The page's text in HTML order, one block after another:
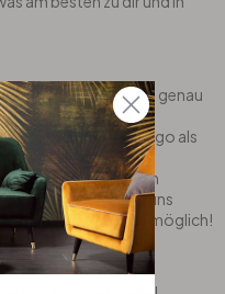
Produkte, die genau
Wir fertigen deinen
Motiv oder dein Logo als
für dich an.
nach einem stylischen
Zimmer passt? Sag uns
und wir machen es möglich!